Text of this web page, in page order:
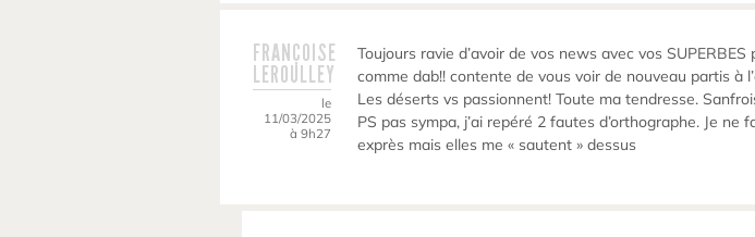
FRANÇOISE
LEROULLEY
le
11/03/2025
à 9h27
Toujours ravie d’avoir de vos news avec vos SUPERBES
comme dab!! contente de vous voir de nouveau partis à
Les déserts vs passionnent! Toute ma tendresse.
PS pas sympa, j’ai repéré 2 fautes d’orthographe. Je ne
exprès mais elles me « sautent » dessus